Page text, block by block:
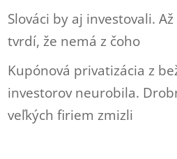
Slováci by aj investovali.
tvrdí, že nemá z čoho
Kupónová privatizácia z
investorov neurobila.
veľkých firiem zmizli